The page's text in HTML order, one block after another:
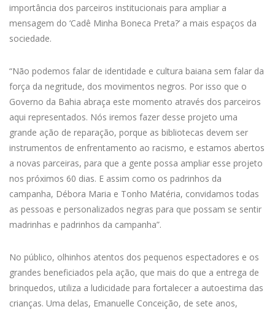
importância dos parceiros institucionais para ampliar a
mensagem do ‘Cadê Minha Boneca Preta?’ a mais espaços da
sociedade.
“Não podemos falar de identidade e cultura baiana sem falar da
força da negritude, dos movimentos negros. Por isso que o
Governo da Bahia abraça este momento através dos parceiros
aqui representados. Nós iremos fazer desse projeto uma
grande ação de reparação, porque as bibliotecas devem ser
instrumentos de enfrentamento ao racismo, e estamos abertos
a novas parceiras, para que a gente possa ampliar esse projeto
nos próximos 60 dias. E assim como os padrinhos da
campanha, Débora Maria e Tonho Matéria, convidamos todas
as pessoas e personalizados negras para que possam se sentir
madrinhas e padrinhos da campanha”.
No público, olhinhos atentos dos pequenos espectadores e os
grandes beneficiados pela ação, que mais do que a entrega de
brinquedos, utiliza a ludicidade para fortalecer a autoestima das
crianças. Uma delas, Emanuelle Conceição, de sete anos,